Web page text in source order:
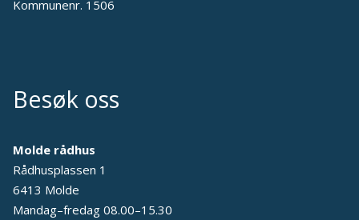
Kommunenr. 1506
Besøk oss
Molde rådhus
Rådhusplassen 1
6413 Molde
Mandag–fredag 08.00–15.30